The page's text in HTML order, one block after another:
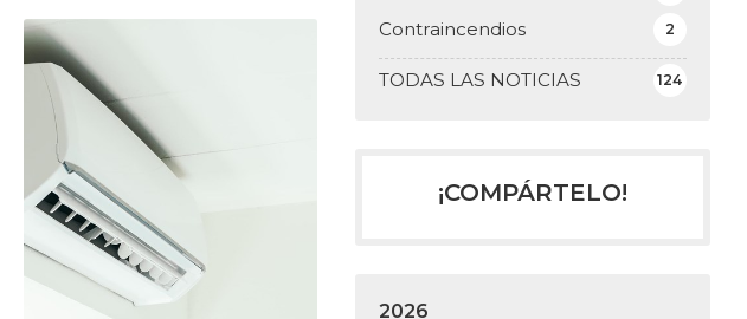
TODAS LAS NOTICIAS 124
Contraincendios 2
¡COMPÁRTELO!
2026